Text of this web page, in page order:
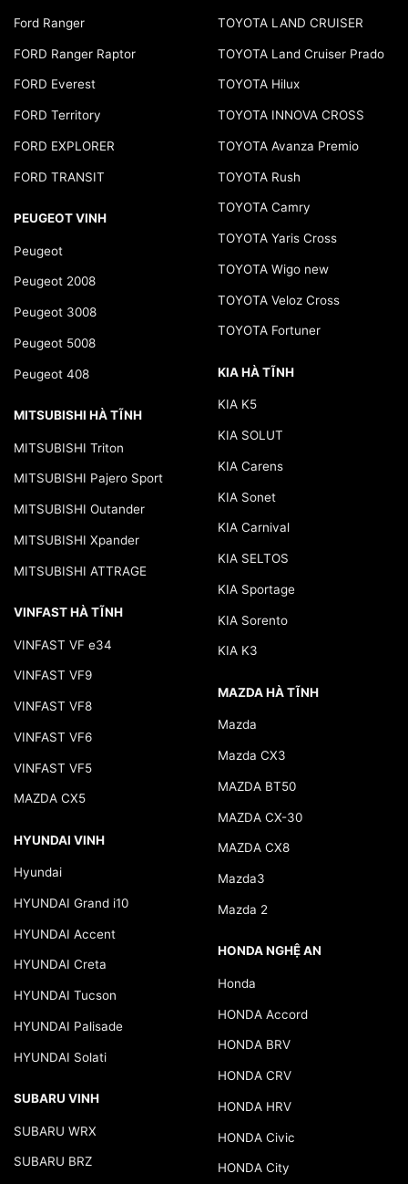
Ford Ranger
FORD Ranger Raptor
FORD Everest
FORD Territory
FORD EXPLORER
FORD TRANSIT
PEUGEOT VINH
Peugeot
Peugeot 2008
Peugeot 3008
Peugeot 5008
Peugeot 408
MITSUBISHI HÀ TĨNH
MITSUBISHI Triton
MITSUBISHI Pajero Sport
MITSUBISHI Outander
MITSUBISHI Xpander
MITSUBISHI ATTRAGE
VINFAST HÀ TĨNH
VINFAST VF e34
VINFAST VF9
VINFAST VF8
VINFAST VF6
VINFAST VF5
MAZDA CX5
HYUNDAI VINH
Hyundai
HYUNDAI Grand i10
HYUNDAI Accent
HYUNDAI Creta
HYUNDAI Tucson
HYUNDAI Palisade
HYUNDAI Solati
SUBARU VINH
SUBARU WRX
SUBARU BRZ
TOYOTA LAND CRUISER
TOYOTA Land Cruiser Prado
TOYOTA Hilux
TOYOTA INNOVA CROSS
TOYOTA Avanza Premio
TOYOTA Rush
TOYOTA Camry
TOYOTA Yaris Cross
TOYOTA Wigo new
TOYOTA Veloz Cross
TOYOTA Fortuner
KIA HÀ TĨNH
KIA K5
KIA SOLUT
KIA Carens
KIA Sonet
KIA Carnival
KIA SELTOS
KIA Sportage
KIA Sorento
KIA K3
MAZDA HÀ TĨNH
Mazda
Mazda CX3
MAZDA BT50
MAZDA CX-30
MAZDA CX8
Mazda3
Mazda 2
HONDA NGHỆ AN
Honda
HONDA Accord
HONDA BRV
HONDA CRV
HONDA HRV
HONDA Civic
HONDA City